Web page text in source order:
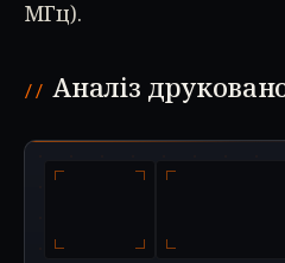
МГц).
Аналіз